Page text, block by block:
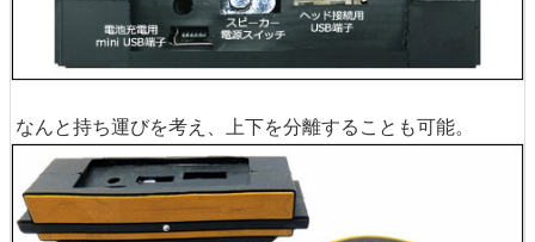
なんと持ち運びを考え、上下を分離することも可能。